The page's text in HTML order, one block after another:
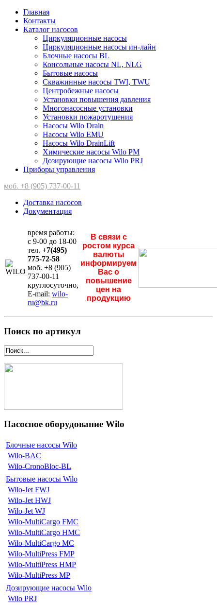
Главная
Контакты
Каталог насосов
Циркуляционные насосы
Циркуляционные насосы ин-лайн
Блочные насосы BL
Консольные насосы NL, NLG
Бытовые насосы
Скважинные насосы TWI, TWU
Центробежные насосы
Установки повышения давления
Многонасосные установки
Установки пожаротушения
Насосы Wilo Drain
Насосы Wilo EMU
Насосы Wilo DrainLift
Химические насосы Wilo PM
Дозирующие насосы Wilo PRJ
Приборы управления
моб. +8 (905) 737-00-11
Доставка насосов
Документация
время работы:
с 9-00 до 18-00
тел. +7(495)
775-72-58
моб. +8 (905)
737-00-11
круглосуточно,
E-mail: wilo-
ru@bk.ru
В связи с
ростом курса
валюты
информируем
Вас о
повышение
цен на
продукцию
Поиск по артикул
Насосное оборудование Wilo
Блочные насосы Wilo
Wilo-BAC
Wilo-CronoBloc-BL
Бытовые насосы Wilo
Wilo-Jet FWJ
Wilo-Jet HWJ
Wilo-Jet WJ
Wilo-MultiCargo FMC
Wilo-MultiCargo HMC
Wilo-MultiCargo MC
Wilo-MultiPress FMP
Wilo-MultiPress HMP
Wilo-MultiPress MP
Дозирующие насосы Wilo
Wilo PRJ